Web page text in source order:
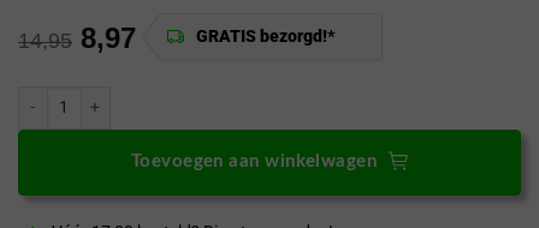
GRATIS bezorgd!*
14,95 8,97
Toevoegen aan winkelwagen